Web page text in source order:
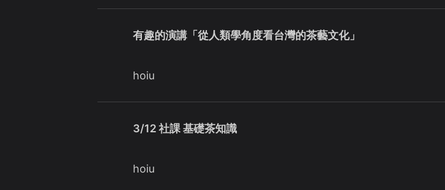
有趣的演講「從人類學角度看台灣的茶藝文化」
hoiu
3/12 社課 基礎茶知識
hoiu